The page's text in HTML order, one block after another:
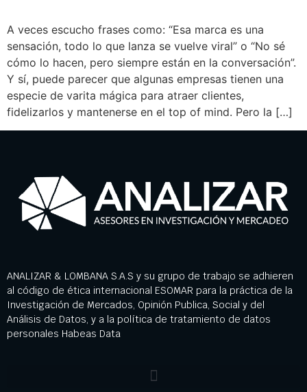
A veces escucho frases como: “Esa marca es una
sensación, todo lo que lanza se vuelve viral” o “No sé
cómo lo hacen, pero siempre están en la conversación”.
Y sí, puede parecer que algunas empresas tienen una
especie de varita mágica para atraer clientes,
fidelizarlos y mantenerse en el top of mind. Pero la […]
ANALIZAR & LOMBANA S.A.S y su grupo de trabajo se adhieren
al código de ética internacional ESOMAR para la práctica de la
Investigación de Mercados, Opinión Publica, Social y del
Análisis de Datos, y a la política de tratamiento de datos
personales Habeas Data